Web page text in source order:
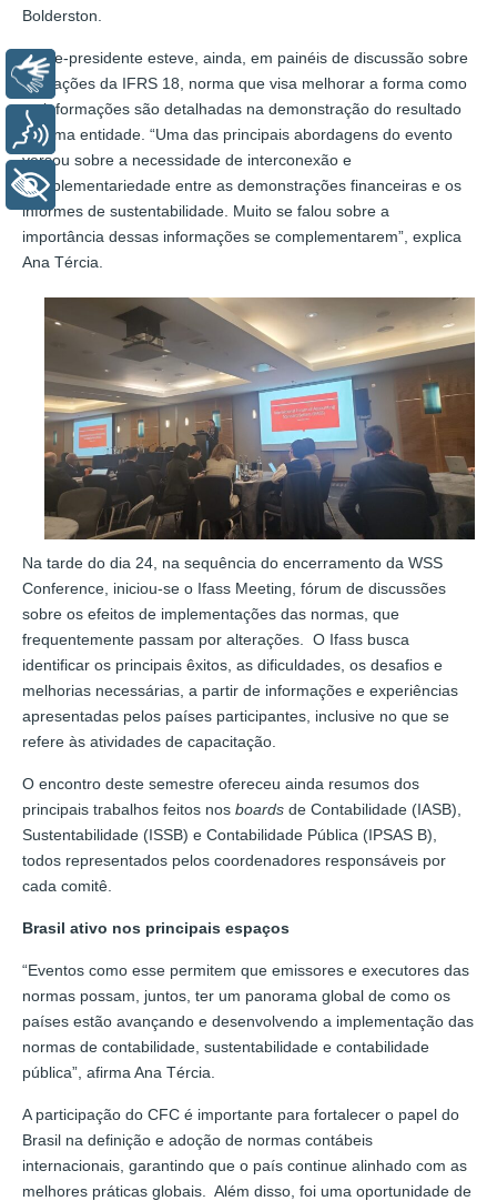
Bolderston.
A vice-presidente esteve, ainda, em painéis de discussão sobre
alterações da IFRS 18, norma que visa melhorar a forma como
as informações são detalhadas na demonstração do resultado
de uma entidade. “Uma das principais abordagens do evento
versou sobre a necessidade de interconexão e
complementariedade entre as demonstrações financeiras e os
informes de sustentabilidade. Muito se falou sobre a
importância dessas informações se complementarem”, explica
Ana Tércia.
Na tarde do dia 24, na sequência do encerramento da WSS
Conference, iniciou-se o Ifass Meeting, fórum de discussões
sobre os efeitos de implementações das normas, que
frequentemente passam por alterações. O Ifass busca
identificar os principais êxitos, as dificuldades, os desafios e
melhorias necessárias, a partir de informações e experiências
apresentadas pelos países participantes, inclusive no que se
refere às atividades de capacitação.
O encontro deste semestre ofereceu ainda resumos dos
principais trabalhos feitos nos boards de Contabilidade (IASB),
Sustentabilidade (ISSB) e Contabilidade Pública (IPSAS B),
todos representados pelos coordenadores responsáveis por
cada comitê.
Brasil ativo nos principais espaços
“Eventos como esse permitem que emissores e executores das
normas possam, juntos, ter um panorama global de como os
países estão avançando e desenvolvendo a implementação das
normas de contabilidade, sustentabilidade e contabilidade
pública”, afirma Ana Tércia.
A participação do CFC é importante para fortalecer o papel do
Brasil na definição e adoção de normas contábeis
internacionais, garantindo que o país continue alinhado com as
melhores práticas globais. Além disso, foi uma oportunidade de
Libras
Voz
+ Acessibilidade